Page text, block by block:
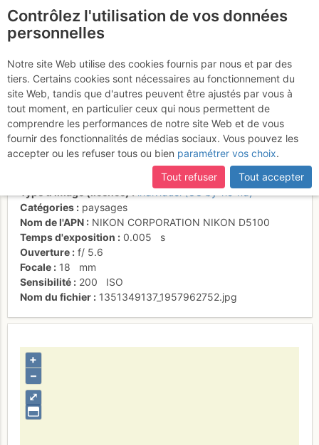
Tête de Lassy - le
passage du Lançoir
Activités
Date/heure
individuel (CC by-nc-nd)
Catégories
paysages
Nom de l'APN
NIKON CORPORATION NIKON D5100
Temps d'exposition
0.005
s
Ouverture
f/ 5.6
Focale
18
mm
Sensibilité
200
ISO
Nom du fichier
1351349137_1957962752.jpg
⤢
+
–
Contrôlez l'utilisation de vos données
personnelles
Notre site Web utilise des cookies fournis par nous et par des
tiers. Certains cookies sont nécessaires au fonctionnement du
site Web, tandis que d'autres peuvent être ajustés par vous à
tout moment, en particulier ceux qui nous permettent de
comprendre les performances de notre site Web et de vous
fournir des fonctionnalités de médias sociaux. Vous pouvez les
accepter ou les refuser tous ou bien paramétrer vos choix.
Tout refuser
Tout accepter